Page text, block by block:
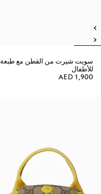
سويت شيرت من القطن مع طبعة
للأطفال
AED 1,900